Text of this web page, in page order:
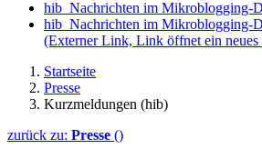
hib_Nachrichten im Mikroblogging-
hib_Nachrichten im Mikroblogging-
(Externer Link, Link öffnet ein neues
Startseite
Presse
Kurzmeldungen (hib)
zurück zu: Presse ()